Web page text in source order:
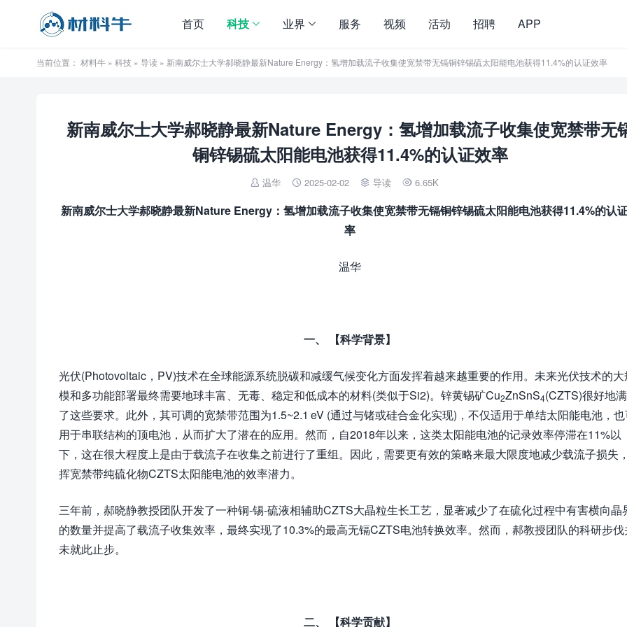
首页 科技 业界 服务 视频 活动 招聘 APP
当前位置： 材料牛 » 科技 » 导读 » 新南威尔士大学郝晓静最新Nature Energy：氢增加载流子收集使宽禁带无镉铜锌锡硫太阳能电池获得11.4%的认证效率
新南威尔士大学郝晓静最新Nature Energy：氢增加载流子收集使宽禁带无
铜锌锡硫太阳能电池获得11.4%的认证效率
 温华  2025-02-02  导读  6.65K
新南威尔士大学郝晓静最新Nature Energy：氢增加载流子收集使宽禁带无镉铜锌锡硫太阳能电池获得11.4%的认
率
温华
一、 【科学背景】
光伏(Photovoltaic，PV)技术在全球能源系统脱碳和减缓气候变化方面发挥着越来越重要的作用。未来光伏技术的大
模和多功能部署最终需要地球丰富、无毒、稳定和低成本的材料(类似于Si2)。锌黄锡矿Cu2ZnSnS4(CZTS)很好地
了这些要求。此外，其可调的宽禁带范围为1.5~2.1 eV (通过与锗或硅合金化实现)，不仅适用于单结太阳能电池，
用于串联结构的顶电池，从而扩大了潜在的应用。然而，自2018年以来，这类太阳能电池的记录效率停滞在11%以
下，这在很大程度上是由于载流子在收集之前进行了重组。因此，需要更有效的策略来最大限度地减少载流子损失
挥宽禁带纯硫化物CZTS太阳能电池的效率潜力。
三年前，郝晓静教授团队开发了一种铜-锡-硫液相辅助CZTS大晶粒生长工艺，显著减少了在硫化过程中有害横向晶
的数量并提高了载流子收集效率，最终实现了10.3%的最高无镉CZTS电池转换效率。然而，郝教授团队的科研步
未就此止步。
二、 【科学贡献】